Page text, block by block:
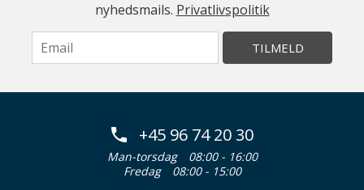
nyhedsmails. Privatlivspolitik
TILMELD
+45 96 74 20 30
Man-torsdag
08:00 - 16:00
Fredag
08:00 - 15:00